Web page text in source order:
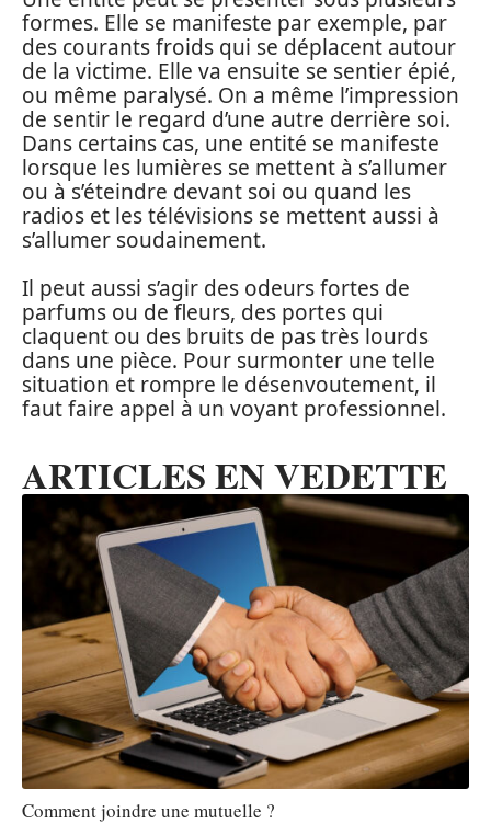
formes. Elle se manifeste par exemple, par
des courants froids qui se déplacent autour
de la victime. Elle va ensuite se sentier épié,
ou même paralysé. On a même l’impression
de sentir le regard d’une autre derrière soi.
Dans certains cas, une entité se manifeste
lorsque les lumières se mettent à s’allumer
ou à s’éteindre devant soi ou quand les
radios et les télévisions se mettent aussi à
s’allumer soudainement.
Il peut aussi s’agir des odeurs fortes de
parfums ou de fleurs, des portes qui
claquent ou des bruits de pas très lourds
dans une pièce. Pour surmonter une telle
situation et rompre le désenvoutement, il
faut faire appel à un voyant professionnel.
ARTICLES EN VEDETTE
Comment joindre une mutuelle ?